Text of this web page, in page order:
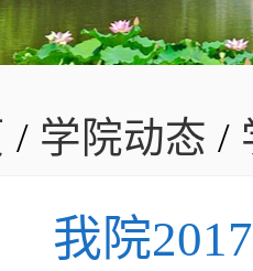
/ 学院动态 /
我院